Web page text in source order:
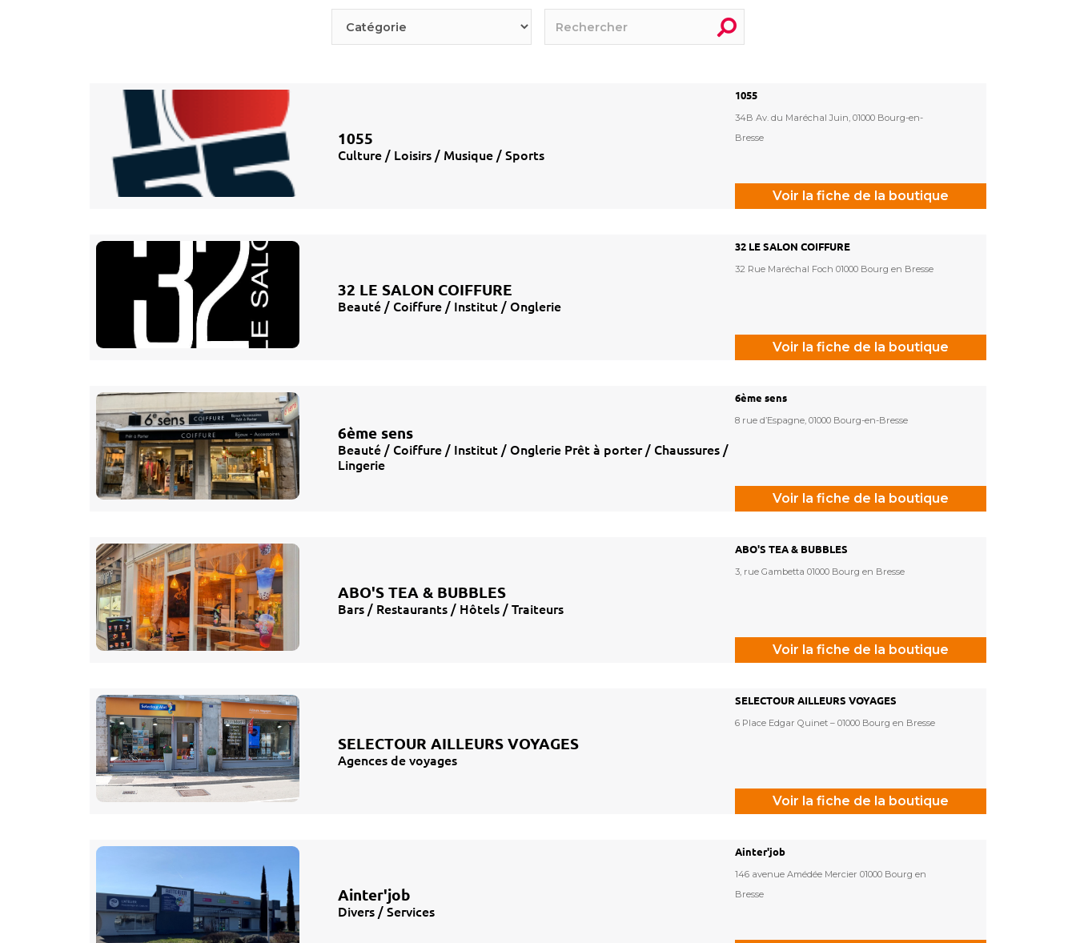
1055
Culture / Loisirs / Musique / Sports
1055
34B Av. du Maréchal Juin, 01000 Bourg-en-
Bresse
Voir la fiche de la boutique
32 LE SALON COIFFURE
Beauté / Coiffure / Institut / Onglerie
32 LE SALON COIFFURE
32 Rue Maréchal Foch 01000 Bourg en Bresse
Voir la fiche de la boutique
6ème sens
Beauté / Coiffure / Institut / Onglerie Prêt à porter / Chaussures /
Lingerie
6ème sens
8 rue d’Espagne, 01000 Bourg-en-Bresse
Voir la fiche de la boutique
ABO'S TEA & BUBBLES
Bars / Restaurants / Hôtels / Traiteurs
ABO'S TEA & BUBBLES
3, rue Gambetta 01000 Bourg en Bresse
Voir la fiche de la boutique
SELECTOUR AILLEURS VOYAGES
Agences de voyages
SELECTOUR AILLEURS VOYAGES
6 Place Edgar Quinet – 01000 Bourg en Bresse
Voir la fiche de la boutique
Ainter'job
Divers / Services
Ainter'job
146 avenue Amédée Mercier 01000 Bourg en
Bresse